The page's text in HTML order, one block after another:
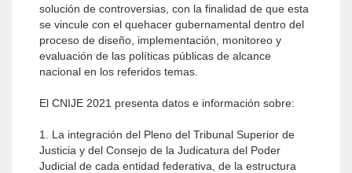
solución de controversias, con la finalidad de que esta
se vincule con el quehacer gubernamental dentro del
proceso de diseño, implementación, monitoreo y
evaluación de las políticas públicas de alcance
nacional en los referidos temas.
El CNIJE 2021 presenta datos e información sobre:
1. La integración del Pleno del Tribunal Superior de
Justicia y del Consejo de la Judicatura del Poder
Judicial de cada entidad federativa, de la estructura